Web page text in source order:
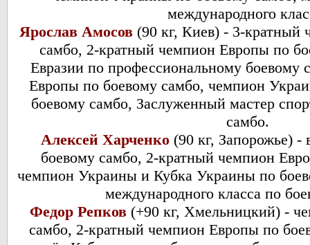
международного
Ярослав Амосов (90 кг, Киев) - 3-кратный
самбо, 2-кратный чемпион Европы по
Евразии по профессиональному боевому
Европы по боевому самбо, чемпион
боевому самбо, Заслуженный мастер
самбо.
Алексей Харченко (90 кг, Запорожье)
боевому самбо, 2-кратный чемпион
чемпион Украины и Кубка Украины по
международного класса по
Федор Репков (+90 кг, Хмельницкий) -
самбо, 2-кратный чемпион Европы по